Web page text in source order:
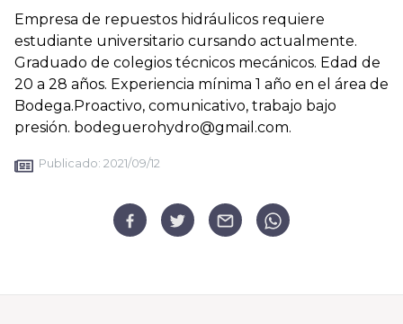
Empresa de repuestos hidráulicos requiere
estudiante universitario cursando actualmente.
Graduado de colegios técnicos mecánicos. Edad de
20 a 28 años. Experiencia mínima 1 año en el área de
Bodega.Proactivo, comunicativo, trabajo bajo
presión. bodeguerohydro@gmail.com.
Publicado: 2021/09/12